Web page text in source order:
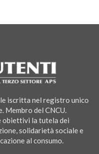
iscritta nel registro unico
Membro del CNCU.
obiettivi la tutela dei
solidarietà sociale e
al consumo.